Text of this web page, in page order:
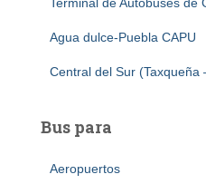
Agua dulce-Puebla CAPU
Central del Sur (Taxqueña
Bus para
Aeropuertos